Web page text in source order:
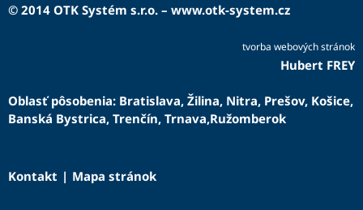
© 2014 OTK Systém s.r.o. – www.otk-system.cz
tvorba webových stránok
Hubert FREY
Oblasť pôsobenia: Bratislava, Žilina, Nitra, Prešov, Košice,
Banská Bystrica, Trenčín, Trnava,Ružomberok
Kontakt | Mapa stránok